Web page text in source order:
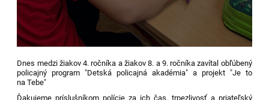
Dnes medzi žiakov 4. ročníka a žiakov 8. a 9. ročníka zavítal obľúbený
policajný program "Detská policajná akadémia" a projekt "Je to
na Tebe"
Ďakujeme príslušníkom polície za ich čas, trpezlivosť a priateľský